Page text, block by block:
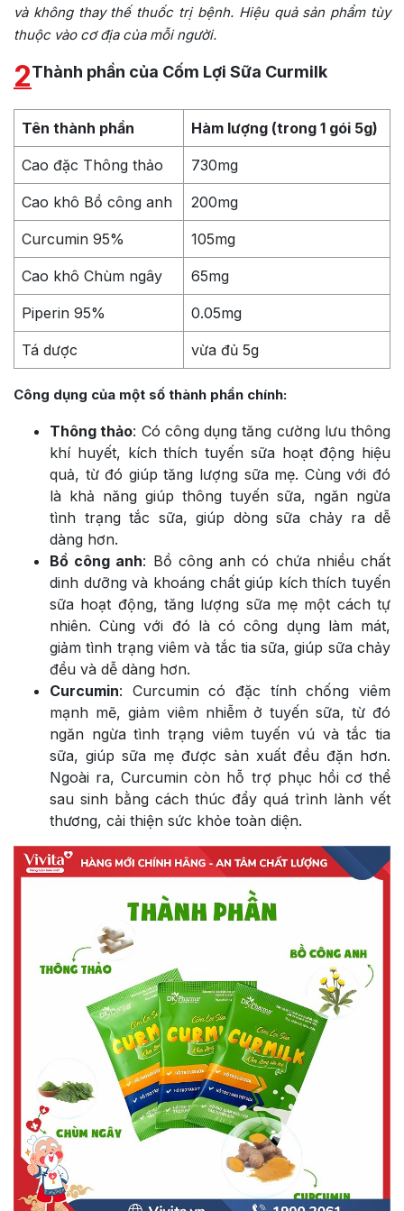
và không thay thế thuốc trị bệnh. Hiệu quả sản phẩm tùy
thuộc vào cơ địa của mỗi người.
2Thành phần của Cốm Lợi Sữa Curmilk
Tên thành phần Hàm lượng (trong 1 gói 5g)
Cao đặc Thông thảo 730mg
Cao khô Bồ công anh 200mg
Curcumin 95% 105mg
Cao khô Chùm ngây 65mg
Piperin 95% 0.05mg
Tá dược vừa đủ 5g
Công dụng của một số thành phần chính:
Thông thảo: Có công dụng tăng cường lưu thông
khí huyết, kích thích tuyến sữa hoạt động hiệu
quả, từ đó giúp tăng lượng sữa mẹ. Cùng với đó
là khả năng giúp thông tuyến sữa, ngăn ngừa
tình trạng tắc sữa, giúp dòng sữa chảy ra dễ
dàng hơn.
Bồ công anh: Bồ công anh có chứa nhiều chất
dinh dưỡng và khoáng chất giúp kích thích tuyến
sữa hoạt động, tăng lượng sữa mẹ một cách tự
nhiên. Cùng với đó là có công dụng làm mát,
giảm tình trạng viêm và tắc tia sữa, giúp sữa chảy
đều và dễ dàng hơn.
Curcumin: Curcumin có đặc tính chống viêm
mạnh mẽ, giảm viêm nhiễm ở tuyến sữa, từ đó
ngăn ngừa tình trạng viêm tuyến vú và tắc tia
sữa, giúp sữa mẹ được sản xuất đều đặn hơn.
Ngoài ra, Curcumin còn hỗ trợ phục hồi cơ thể
sau sinh bằng cách thúc đẩy quá trình lành vết
thương, cải thiện sức khỏe toàn diện.